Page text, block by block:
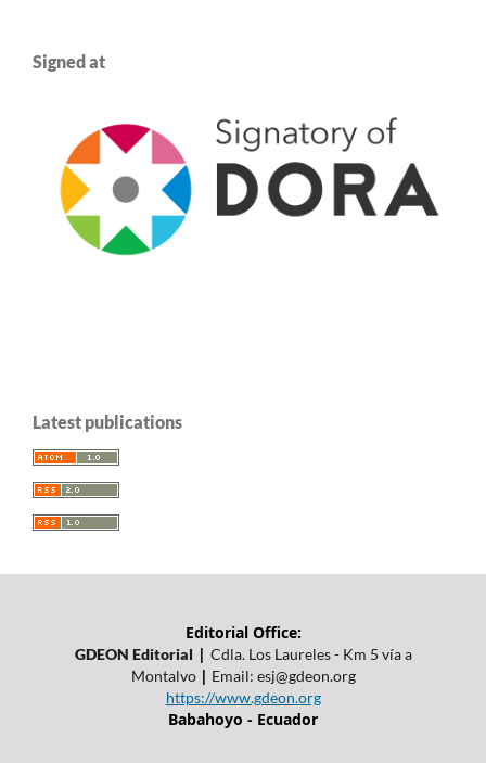
Signed at
Latest publications
Editorial Office:
GDEON Editorial | Cdla. Los Laureles - Km 5 vía a
Montalvo | Email: esj@gdeon.org
https://www.gdeon.org
Babahoyo - Ecuador